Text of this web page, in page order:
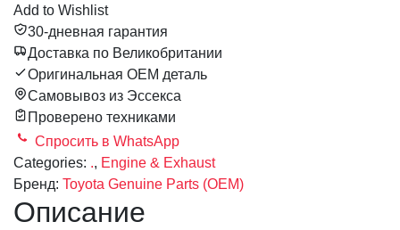
Add to Wishlist
30-дневная гарантия
Доставка по Великобритании
Оригинальная OEM деталь
Самовывоз из Эссекса
Проверено техниками
Спросить в WhatsApp
Categories: ., Engine & Exhaust
Бренд: Toyota Genuine Parts (OEM)
Описание